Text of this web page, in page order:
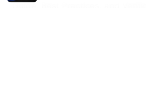
Guide, Best Practices, and